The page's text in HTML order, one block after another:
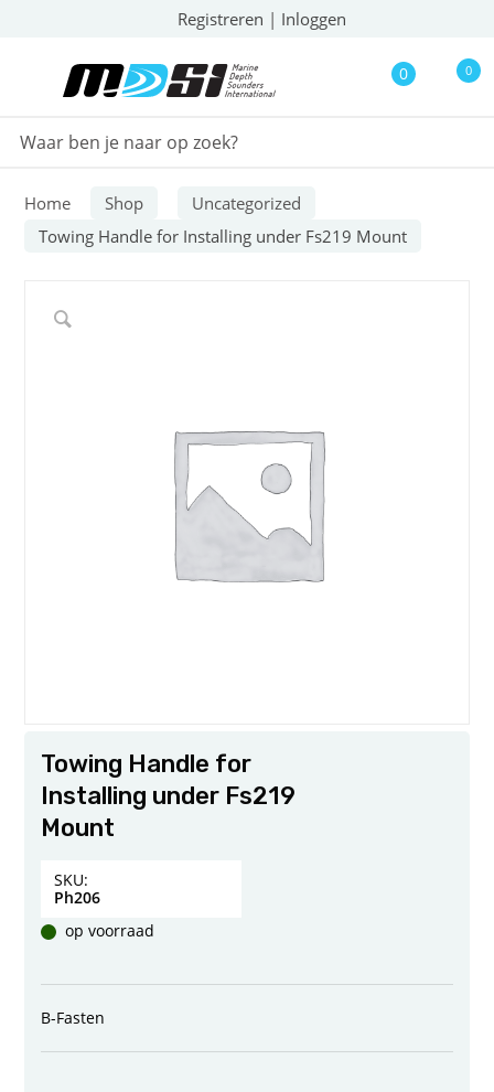
Registreren | Inloggen
0 0
Home Shop
Uncategorized
Towing Handle for Installing under Fs219 Mount
Towing Handle for
Installing under Fs219
Mount
SKU:
Ph206
op voorraad
B-Fasten